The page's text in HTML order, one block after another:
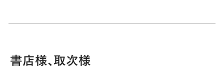
書店様、取次様